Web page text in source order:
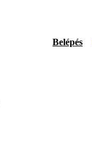
Belépés